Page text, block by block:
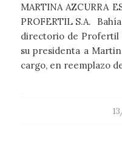
MARTINA AZCURRA
PROFERTIL S.A.
directorio de Profertil
su presidenta a
cargo, en reemplazo